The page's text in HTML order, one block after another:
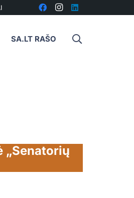
SA.LT RAŠO
„Senatorių